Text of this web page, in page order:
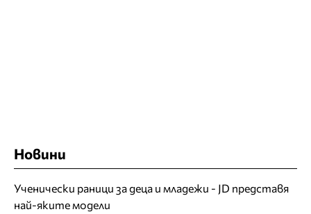
Новини
Ученически раници за деца и младежи - JD представя
най-яките модели